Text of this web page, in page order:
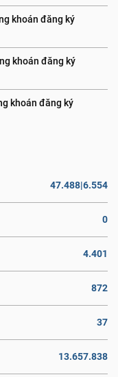
khoán đăng ký
khoán đăng ký
khoán đăng ký
47.488|6.554
0
4.401
872
37
13.657.838